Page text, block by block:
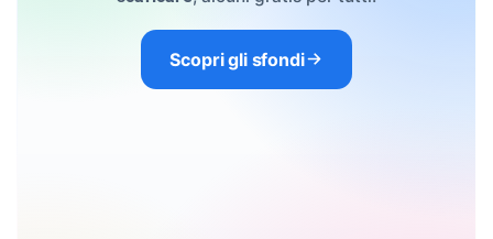
Scopri gli sfondi